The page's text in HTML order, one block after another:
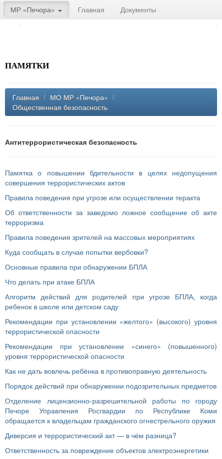
МР «Печора» Главная Документы
ПАМЯТКИ
Главная / МО МР «Печора» /
Общественная безопасность
Антитеррористическая безопасность
Памятка о повышении бдительности в целях недопущения
совершения террористических актов
Правила поведения при угрозе или осуществлении теракта
Об ответственности за заведомо ложное сообщение об акте
терроризма
Правила поведения зрителей на массовых мероприятиях
Куда сообщать в случае попытки вербовки?
Основные правила при обнаружении БПЛА
Что делать при атаке БПЛА
Алгоритм действий для родителей при угрозе БПЛА, когда
ребенок в школе или детском саду
Рекомендации при установлении «желтого» (высокого) уровня
террористической опасности
Рекомендации при установлении «синего» (повышенного)
уровня террористической опасности
Как не дать вовлечь ребёнка в противоправную деятельность
Порядок действий при обнаружении подозрительных предметов
Отделение лицензионно-разрешительной работы по городу
Печоре Управления Росгвардии по Республике Коми
обращается к владельцам гражданского огнестрельного оружия
Диверсия и террористический акт — в чём разница?
Ответственность за повреждение объектов электроэнергетики